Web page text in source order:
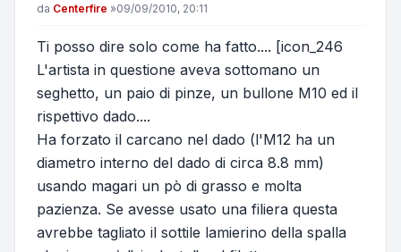
Messaggio
da Centerfire »09/09/2010, 20:11
Ti posso dire solo come ha fatto.... [icon_246
L'artista in questione aveva sottomano un
seghetto, un paio di pinze, un bullone M10 ed il
rispettivo dado....
Ha forzato il carcano nel dado (l'M12 ha un
diametro interno del dado di circa 8.8 mm)
usando magari un pò di grasso e molta
pazienza. Se avesse usato una filiera questa
avrebbe tagliato il sottile lamierino della spalla